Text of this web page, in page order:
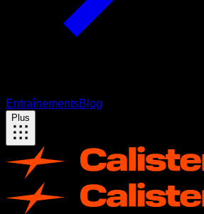
EntraînementsBlog
Plus